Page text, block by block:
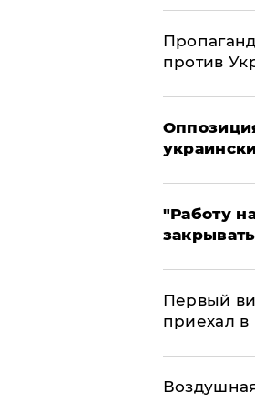
против
"Работу
Первый
приехал